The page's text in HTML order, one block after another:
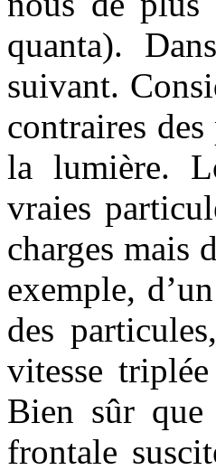
quanta).
suivant.
contraires
la lumière.
vraies
charges mais
exemple,
des
vitesse
Bien sûr que
frontale